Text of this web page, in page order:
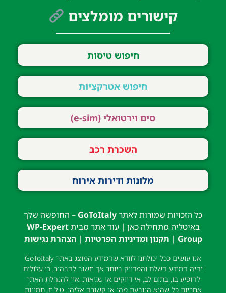
קישורים מומלצים
חיפוש טיסות
חיפוש אטרקציות
סים וירטואלי (e-sim)
השכרת רכב
מלונות ודירות אירוח
כל הזכויות שמורות לאתרGoToItaly– החופשה שלך
באיטליה מתחילה כאן | עוד אתר מביתWP-Expert
Group
| תקנון ומדיניות הפרטיות | הצהרת נגישות
אנו עושים ככל יכולתנו לוודא שהמידע המוצג באתר GoToItaly
יהיה המידע השלם והמדויק ביותר אך חשוב להבהיר, כי עלולים
להופיע בו, בתום לב, אי דיוקים או שגיאות. אין להנהלת האתר
אחריות כל שהיא הנובעת מהן או קשורה אליהן. ט.ל.ח. תמונות